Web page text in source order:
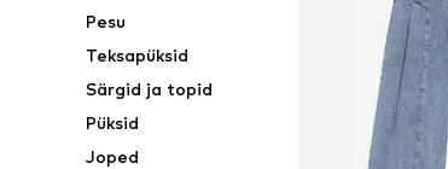
Pesu
Teksapüksid
Särgid ja topid
Püksid
Joped